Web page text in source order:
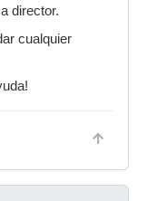
director.
cualquier